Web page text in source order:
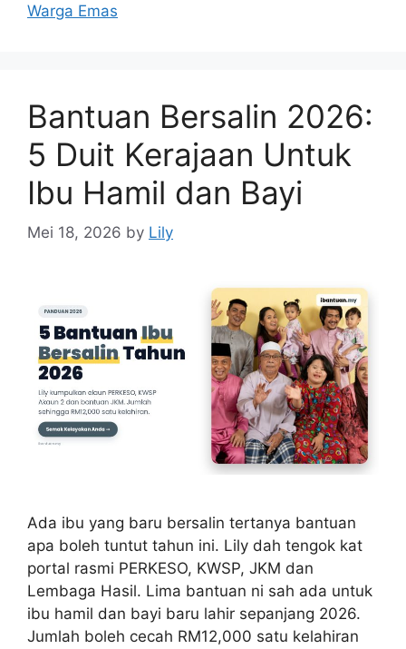
Warga Emas
Bantuan Bersalin 2026:
5 Duit Kerajaan Untuk
Ibu Hamil dan Bayi
Mei 18, 2026 by Lily
Ada ibu yang baru bersalin tertanya bantuan
apa boleh tuntut tahun ini. Lily dah tengok kat
portal rasmi PERKESO, KWSP, JKM dan
Lembaga Hasil. Lima bantuan ni sah ada untuk
ibu hamil dan bayi baru lahir sepanjang 2026.
Jumlah boleh cecah RM12,000 satu kelahiran